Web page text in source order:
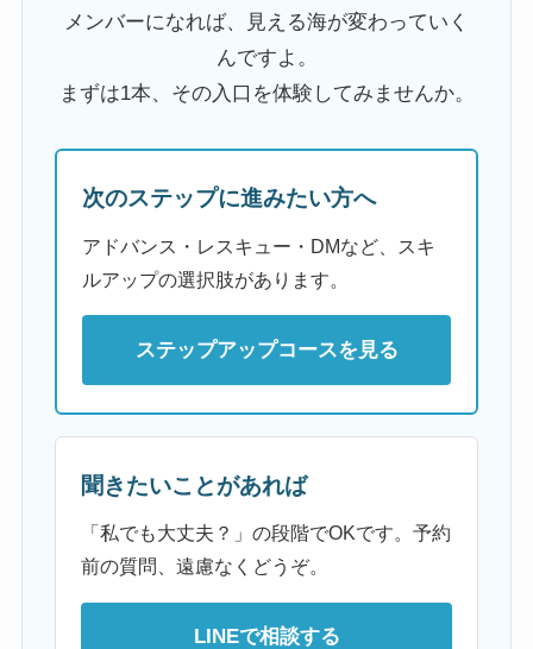
メンバーになれば、見える海が変わっていく
んですよ。
まずは1本、その入口を体験してみませんか。
次のステップに進みたい方へ
アドバンス・レスキュー・DMなど、スキ
ルアップの選択肢があります。
ステップアップコースを見る
聞きたいことがあれば
「私でも大丈夫？」の段階でOKです。予約
前の質問、遠慮なくどうぞ。
LINEで相談する